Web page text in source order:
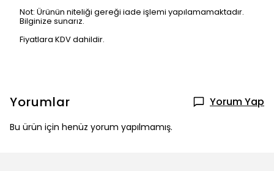
Not: Ürünün niteliği gereği iade işlemi yapılamamaktadır.
Bilginize sunarız.
Fiyatlara KDV dahildir.
Yorumlar Yorum Yap
Bu ürün için henüz yorum yapılmamış.